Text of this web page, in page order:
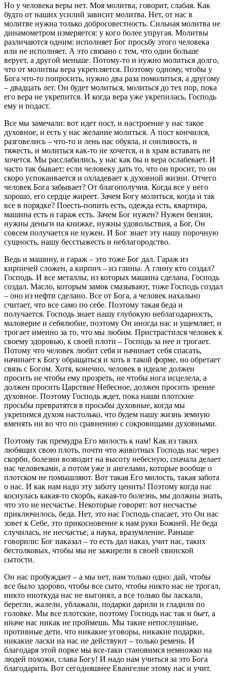
Но у человека веры нет. Моя молитва, говорит, слабая. Как
будто от наших усилий зависит молитва. Нет, от нас в
молитве нужна только добросовестность. Сильная молитва не
динамометром измеряется: у кого более упругая. Молитвы
различаются одним: исполняет Бог просьбу этого человека
или не исполняет. А это связано с тем, что один больше
верует, а другой меньше. Потому-то и нужно молиться долго,
что от молитвы вера укрепляется. Поэтому одному, чтобы у
Бога что-то попросить, нужно два раза помолиться, а другому
– двадцать лет. Он будет молиться, молиться до тех пор, пока
его вера не укрепится. И когда вера уже укрепилась, Господь
ему и подаст.
Все мы замечали: вот идет пост, и настроение у нас такое
духовное, и есть у нас желание молиться. А пост кончился,
разговелись – что-то и лень нас обуяла, и сонливость, и
тяжесть, и молиться как-то не хочется, и в храм вставать не
хочется. Мы расслабились, у нас как бы и вера ослабевает. И
часто так бывает: если человеку дать то, что он просит, то он
скоро успокаивается и охладевает к духовной жизни. Отчего
человек Бога забывает? От благополучия. Когда все у него
хорошо, его сердце жиреет. Зачем Богу молиться, когда и так
все в порядке? Поесть-попить есть, одежда есть, квартира,
машина есть и гараж есть. Зачем Бог нужен? Нужен бензин,
нужны деньги на книжке, нужны удовольствия, а Бог, Он
совсем получается не нужен. И Бог знает эту нашу порочную
сущность, нашу бесстыжесть и неблагородство.
Ведь и машину, и гараж – это тоже Бог дал. Гараж из
кирпичей сложен, а кирпич – из глины. А глину кто создал?
Господь. И все металлы, из которых машина сделана, Господь
создал. Масло, которым замок смазывают, тоже Господь создал
– оно из нефти сделано. Все от Бога, а человек нахально
считает, что все само по себе. Поэтому такая беда и
получается. Господь знает нашу глубокую неблагодарность,
маловерие и себялюбие, поэтому Он иногда нас и ущемляет, и
трогает именно за то, что мы любим. Пристрастился человек к
своему здоровью, к своей плоти – Господь за нее и трогает.
Потому что человек любит себя и начинает себя спасать,
начинает к Богу обращаться и хоть в такой форме, но обретает
связь с Богом. Хотя, конечно, человек в идеале должен
просить не чтобы ему прозреть, не чтобы нога исцелела, а
должен просить Царствие Небесное, должен просить зрение
духовное. Поэтому Господь ждет, пока наши плотские
просьбы превратятся в просьбы духовные, когда мы
укрепимся духом настолько, что будем нашу жизнь земную
вменять ни во что по сравнению с сокровищами духовными.
Поэтому так премудра Его милость к нам! Как из таких
любящих свою плоть, почти что животных Господь нас через
скорби, болезни возводит на высоту небесную, сначала делает
нас человеками, а потом уже и ангелами, которые вообще о
плотском не помышляют. Вот такая Его милость, такая забота
о нас. И как нам надо эту заботу ценить! Поэтому когда нас
коснулась какая-то скорбь, какая-то болезнь, мы должны знать,
что это не несчастье. Некоторые говорят: вот несчастье
приключилось, беда. Нет, это нас Господь спасает, это Он нас
зовет к Себе, это прикосновение к нам руки Божией. Не беда
случилась, не несчастье, а наука, вразумление. Раньше
говорили: Бог наказал – то есть дал наказ, учит нас, таких
бестолковых, чтобы мы не зажирели в своей свинской
сытости.
Он нас пробуждает – а мы нет, нам только одно: дай, чтобы
все было здоро́во, чтобы все сыто, чтобы никто нас не трогал,
никто ниоткуда нас не выгонял, а все только бы ласкали,
берегли, жалели, ублажали, подарки дарили и гладили по
головке. Мы все плотские, поэтому Господь нас так и бьет, а
иначе нас никак не проймешь. Мы такие непослушные,
противные дети, что никакие уговоры, никакие подарки,
никакие ласки на нас не действуют – только ремень. И
благодаря этой порке мы все-таки становимся немножко на
людей похожи, слава Богу! И надо нам учиться за это Бога
благодарить. Вот сегодняшнее Евангелие этому нас и учит.